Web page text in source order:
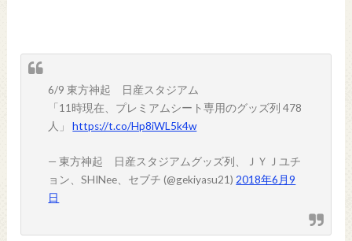
6/9 東方神起 日産スタジアム
「11時現在、プレミアムシート専用のグッズ列 478
人」https://t.co/Hp8iWL5k4w
— 東方神起 日産スタジアムグッズ列、ＪＹＪユチ
ョン、SHINee、セブチ (@gekiyasu21) 2018年6月9
日